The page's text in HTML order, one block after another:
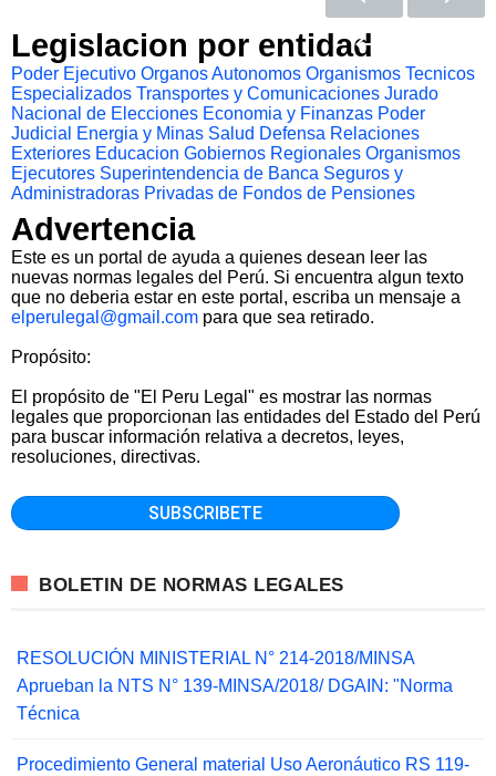
Legislacion por entidad
Poder Ejecutivo Organos Autonomos Organismos Tecnicos
Especializados Transportes y Comunicaciones Jurado
Nacional de Elecciones Economia y Finanzas Poder
Judicial
Energia y Minas Salud Defensa Relaciones
Exteriores Educacion Gobiernos Regionales Organismos
Ejecutores Superintendencia de Banca Seguros y
Administradoras Privadas de Fondos de Pensiones
Advertencia
Este es un portal de ayuda a quienes desean leer las
nuevas normas legales del Perú. Si encuentra algun texto
que no deberia estar en este portal, escriba un mensaje a
elperulegal@gmail.com para que sea retirado.
Propósito:
El propósito de "El Peru Legal" es mostrar las normas
legales que proporcionan las entidades del Estado del Perú
para buscar información relativa a decretos, leyes,
resoluciones, directivas.
BOLETIN DE NORMAS LEGALES
RESOLUCIÓN MINISTERIAL N° 214-2018/MINSA
Aprueban la NTS N° 139-MINSA/2018/ DGAIN: "Norma
Técnica
Procedimiento General material Uso Aeronáutico RS 119-